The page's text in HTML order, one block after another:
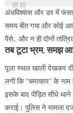
अंधविश्वास और डर में
समय बीत गया और कोई
पैसे… और न ही दोनों
तब टूटा भ्रम, समझ
पूजा स्थल खाली देखकर
लगी कि “चमत्कार” के
इसके बाद पीड़ित सीधे
कराई। पुलिस ने मामला